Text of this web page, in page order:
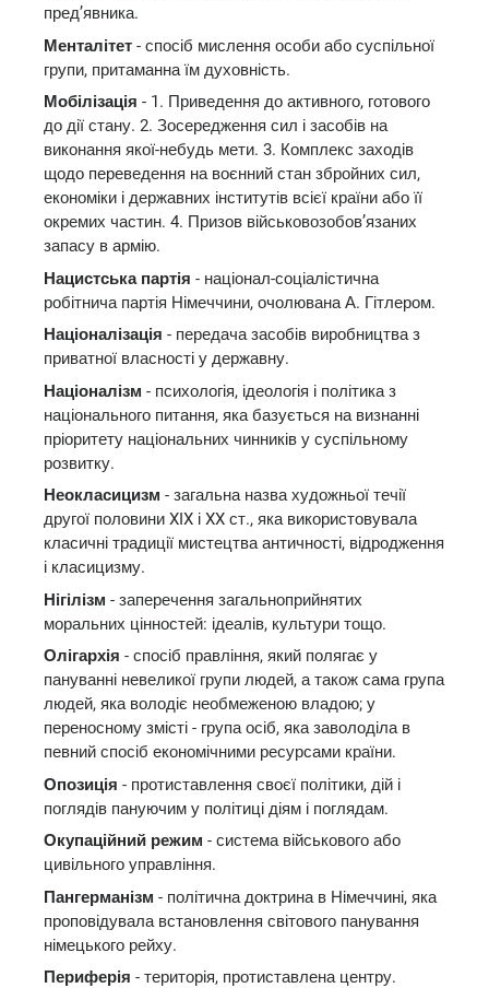
пред’явника.
Менталітет - спосіб мислення особи або суспільної
групи, притаманна їм духовність.
Мобілізація - 1. Приведення до активного, готового
до дії стану. 2. Зосередження сил і засобів на
виконання якої-небудь мети. 3. Комплекс заходів
щодо переведення на воєнний стан збройних сил,
економіки і державних інститутів всієї країни або її
окремих частин. 4. Призов військовозобов’язаних
запасу в армію.
Нацистська партія - націонал-соціалістична
робітнича партія Німеччини, очолювана А. Гітлером.
Націоналізація - передача засобів виробництва з
приватної власності у державну.
Націоналізм - психологія, ідеологія і політика з
національного питання, яка базується на визнанні
пріоритету національних чинників у суспільному
розвитку.
Неокласицизм - загальна назва художньої течії
другої половини XIX і XX ст., яка використовувала
класичні традиції мистецтва античності, відродження
і класицизму.
Нігілізм - заперечення загальноприйнятих
моральних цінностей: ідеалів, культури тощо.
Олігархія - спосіб правління, який полягає у
пануванні невеликої групи людей, а також сама група
людей, яка володіє необмеженою владою; у
переносному змісті - група осіб, яка заволоділа в
певний спосіб економічними ресурсами країни.
Опозиція - протиставлення своєї політики, дій і
поглядів пануючим у політиці діям і поглядам.
Окупаційний режим - система військового або
цивільного управління.
Пангерманізм - політична доктрина в Німеччині, яка
проповідувала встановлення світового панування
німецького рейху.
Периферія - територія, протиставлена центру.